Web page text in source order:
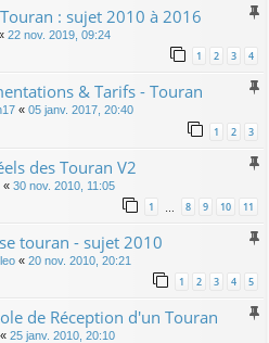
: sujet 2010 à 2016
22 nov. 2019, 09:24
1 2 3 4
& Tarifs - Touran
« 05 janv. 2017, 20:40
1 2 3
des Touran V2
« 30 nov. 2010, 11:05
1 8 9 10 11
touran - sujet 2010
« 20 nov. 2010, 20:21
1 2 3 4 5
de Réception d'un Touran
« 25 janv. 2010, 20:10